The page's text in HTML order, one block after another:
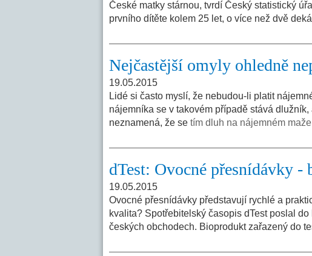
České matky stárnou, tvrdí Český statistický
prvního dítěte kolem 25 let, o více než dvě
Nejčastější omyly ohledně
19.05.2015
Lidé si často myslí, že nebudou-li platit
nájemníka se v takovém případě stává
neznamená, že se tím dluh na nájemném
dTest: Ovocné přesnídávky
19.05.2015
Ovocné přesnídávky představují rychlé a
kvalita? Spotřebitelský časopis dTest poslal
českých obchodech. Bioprodukt zařazený do